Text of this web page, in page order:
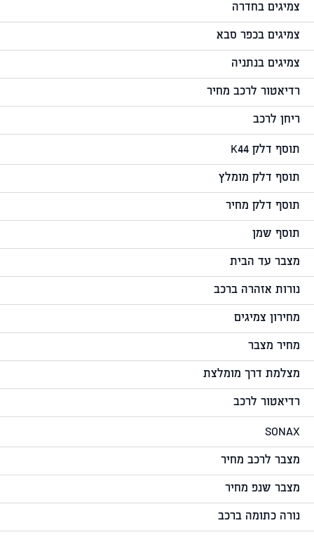
צמיגים בחדרה
צמיגים בכפר סבא
צמיגים בנתניה
רדיאטור לרכב מחיר
ריחן לרכב
תוסף דלק K44
תוסף דלק מומלץ
תוסף דלק מחיר
תוסף שמן
מצבר עד הבית
נורות אזהרה ברכב
מחירון צמיגים
מחיר מצבר
מצלמת דרך מומלצת
רדיאטור לרכב
SONAX
מצבר לרכב מחיר
מצבר שנפ מחיר
נורה כתומה ברכב